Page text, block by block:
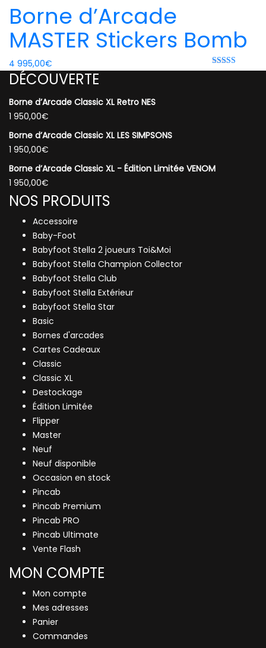
Borne d’Arcade
MASTER Stickers Bomb
Note5.00
4 995,00€
DÉCOUVERTE
Borne d’Arcade Classic XL Retro NES
1 950,00€
Borne d’Arcade Classic XL LES SIMPSONS
1 950,00€
Borne d’Arcade Classic XL - Édition Limitée VENOM
1 950,00€
NOS PRODUITS
Accessoire
Baby-Foot
Babyfoot Stella 2 joueurs Toi&Moi
Babyfoot Stella Champion Collector
Babyfoot Stella Club
Babyfoot Stella Extérieur
Babyfoot Stella Star
Basic
Bornes d'arcades
Cartes Cadeaux
Classic
Classic XL
Destockage
Édition Limitée
Flipper
Master
Neuf
Neuf disponible
Occasion en stock
Pincab
Pincab Premium
Pincab PRO
Pincab Ultimate
Vente Flash
MON COMPTE
Mon compte
Mes adresses
Panier
Commandes